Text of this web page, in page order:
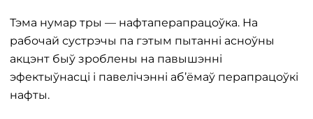
Тэма нумар тры — нафтаперапрацоўка. На
рабочай сустрэчы па гэтым пытанні асноўны
акцэнт быў зроблены на павышэнні
эфектыўнасці і павелічэнні аб’ёмаў перапрацоўкі
нафты.